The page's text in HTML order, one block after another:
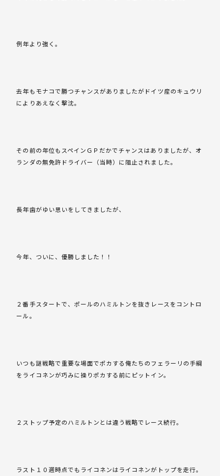
例年より強く。
去年もモナコで勝つチャンスがありましたがドイツ産のキュウリ
によりあえなく撃沈。
その前の年位もスペインＧＰだかでチャンスはありましたが、オ
ランダの無免許ドライバー（当時）に阻止されました。
長年歯がゆい思いをしてきましたが、
今年、ついに、優勝しました！！
２番手スタートで、ポールのハミルトンを抜きレースをコントロ
ール。
いつも謎戦略で重要な場面でポカする俺たちのフェラーリの手綱
をライコネンが巧みに操りポカする前にピットイン。
２ストップ予定のハミルトンとは違う戦略でレース続行。
ラスト１０週時点でもライコネンはライコネンがトップを走行。